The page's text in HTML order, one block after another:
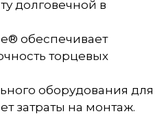
долговечной в
обеспечивает
торцевых
оборудования для
затраты на монтаж.